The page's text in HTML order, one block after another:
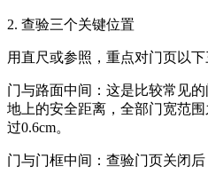
2. 查验三个关键位置
用直尺或参照，重点对门页以下
门与路面中间：这是比较常见
地上的安全距离，全部门宽范
过0.6cm。
门与门框中间：查验门页关闭后